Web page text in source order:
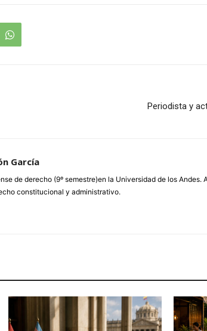
Periodista y
García
de derecho (9º semestre)en la Universidad de los Andes.
constitucional y administrativo.